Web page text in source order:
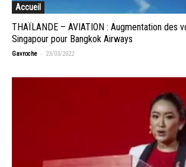
Accueil
THAÏLANDE – AVIATION : Augmentation des
Singapour pour Bangkok Airways
Gavroche - 23/03/2022